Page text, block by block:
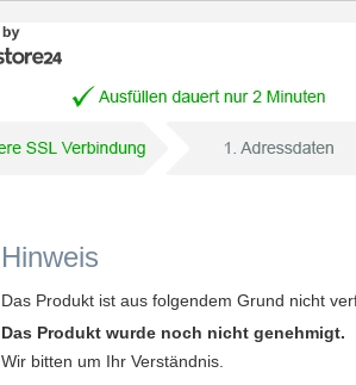
Hinweis
Das Produkt ist aus folgendem Grund nicht
Das Produkt wurde noch nicht genehmigt.
Wir bitten um Ihr Verständnis.